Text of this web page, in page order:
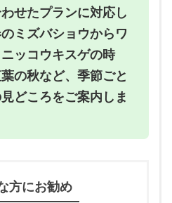
せたプランに対応し
ミズバショウからワ
ッコウキスゲの時
の秋など、季節ごと
どころをご案内しま
方にお勧め